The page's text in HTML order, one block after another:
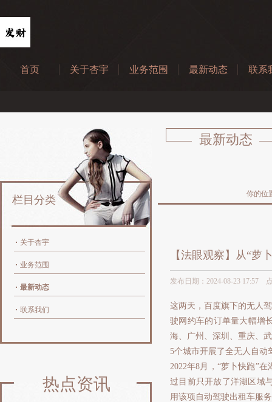
首页 关于杏宇 业务范围 最新动态 联系
栏目分类
关于杏宇
业务范围
最新动态
联系我们
热点资讯
最新动态
你的位
【法眼观察】从“萝
发布日期：2024-08-23 17:57
这两天，百度旗下的无人
驶网约车的订单量大幅增
海、广州、深圳、重庆、
5个城市开展了全无人自动
2022年8月，“萝卜快跑”
过目前只开放了洋湖区域
用该项自动驾驶出租车服